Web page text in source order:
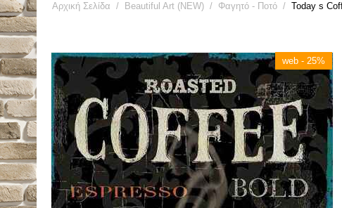
Αρχική Σελίδα / Beautiful Art (NEW) / Φαγητό - Ποτό / Today s
web - 25%